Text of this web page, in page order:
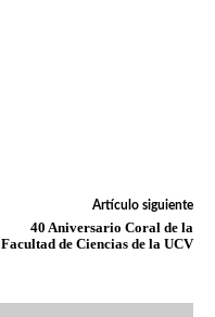
Artículo siguiente
40 Aniversario Coral de la
Facultad de Ciencias de la UCV